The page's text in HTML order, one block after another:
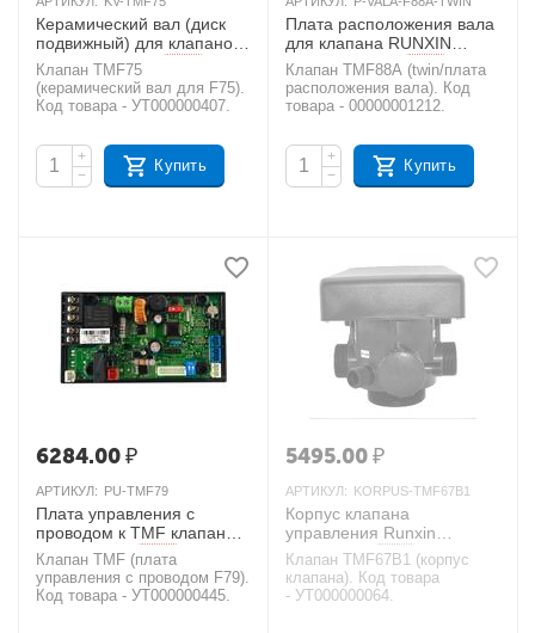
Керамический вал (диск
подвижный) для клапанов
Runxin TMF75
Клапан TMF75
(керамический вал для F75).
Код товара - УТ000000407.
+
−
Купить
Плата расположения вала
для клапана RUNXIN
TMF88A Twin
AКЦИЯ
Клапан TMF88A (twin/плата
расположения вала). Код
товара - 00000001212.
+
−
Купить
6284.00₽
АРТИКУЛ: PU-TMF79
Плата управления с
проводом к TMF клапанам
Runxin F79
Клапан TMF (плата
управления с проводом F79).
Код товара - УТ000000445.
5495.00₽
АРТИКУЛ: KORPUS-TMF67B1
Корпус клапана
управления Runxin
TMF67B1
AКЦИЯ
Клапан TMF67B1 (корпус
клапана). Код товара
- УТ000000064.